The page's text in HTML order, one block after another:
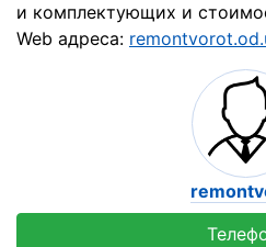
и комплектующих и
Web адреса: